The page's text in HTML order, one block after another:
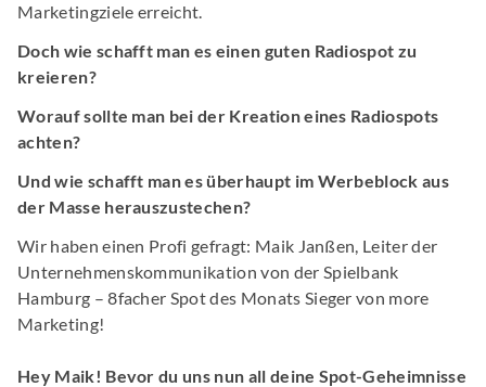
Marketingziele erreicht.
Doch wie schafft man es einen guten Radiospot zu
kreieren?
Worauf sollte man bei der Kreation eines Radiospots
achten?
Und wie schafft man es überhaupt im Werbeblock aus
der Masse herauszustechen?
Wir haben einen Profi gefragt: Maik Janßen, Leiter der
Unternehmenskommunikation von der Spielbank
Hamburg – 8facher Spot des Monats Sieger von more
Marketing!
Hey Maik! Bevor du uns nun all deine Spot-Geheimnisse